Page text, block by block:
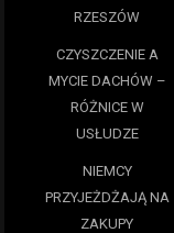
RZESZÓW
CZYSZCZENIE A
MYCIE DACHÓW –
RÓŻNICE W
USŁUDZE
NIEMCY
PRZYJEŻDŻAJĄ NA
ZAKUPY